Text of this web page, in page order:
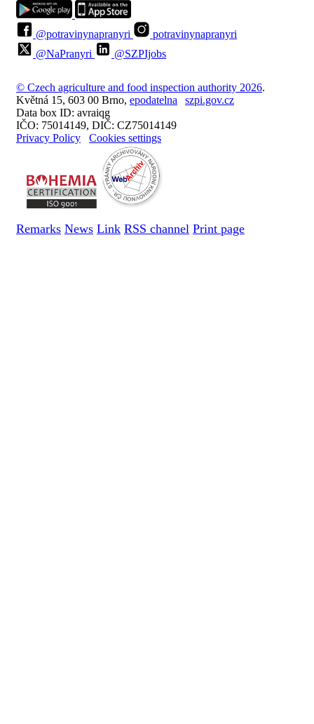
@potravinynapranyri
potravinynapranyri
@NaPranyri
@SZPIjobs
© Czech agriculture and food inspection authority 2026.
Květná 15, 603 00 Brno, epodatelna
szpi.gov.cz
Data box ID: avraiqg
IČO: 75014149, DIČ: CZ75014149
Privacy Policy
Cookies settings
Remarks News Link RSS channel Print page